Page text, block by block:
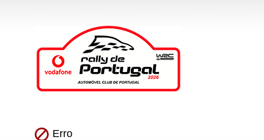
Erro